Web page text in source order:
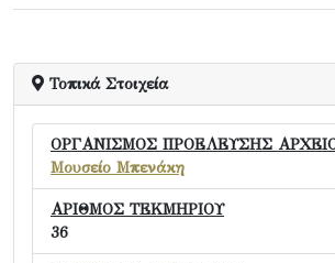
Τοπικά Στοιχεία
ΟΡΓΑΝΙΣΜΟΣ ΠΡΟΕΛΕΥΣΗΣ
Μουσείο Μπενάκη
ΑΡΙΘΜΟΣ ΤΕΚΜΗΡΙΟΥ
36